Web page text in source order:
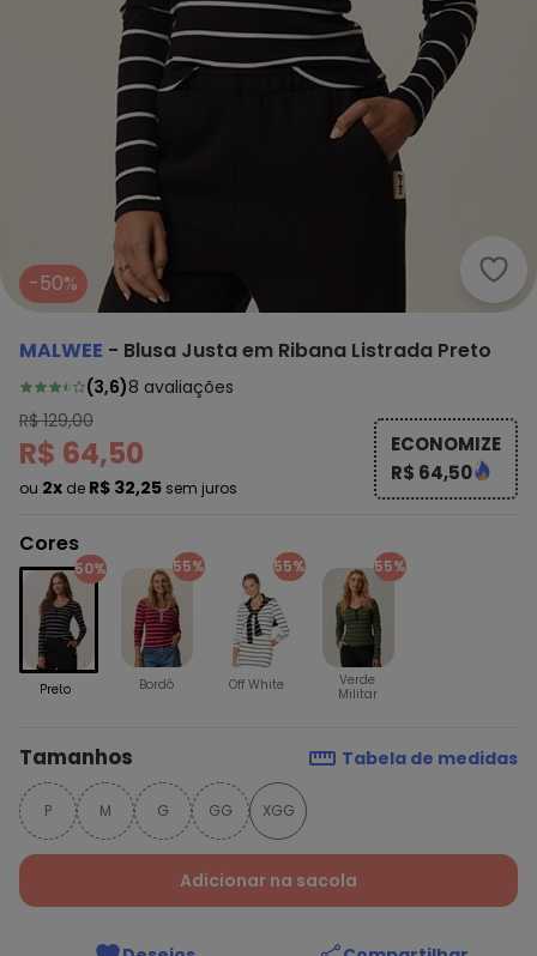
-50%
MALWEE - Blusa Justa em Ribana Listrada Preto
(3,6)8 avaliações
R$ 129,00
R$ 64,50
ou 2x de R$ 32,25 sem juros
ECONOMIZE
R$ 64,50
Cores
50%
Preto
55%
Bordô
55%
Off White
55%
Verde
Militar
Tamanhos Tabela de medidas
P M G GG XGG
Adicionar na sacola